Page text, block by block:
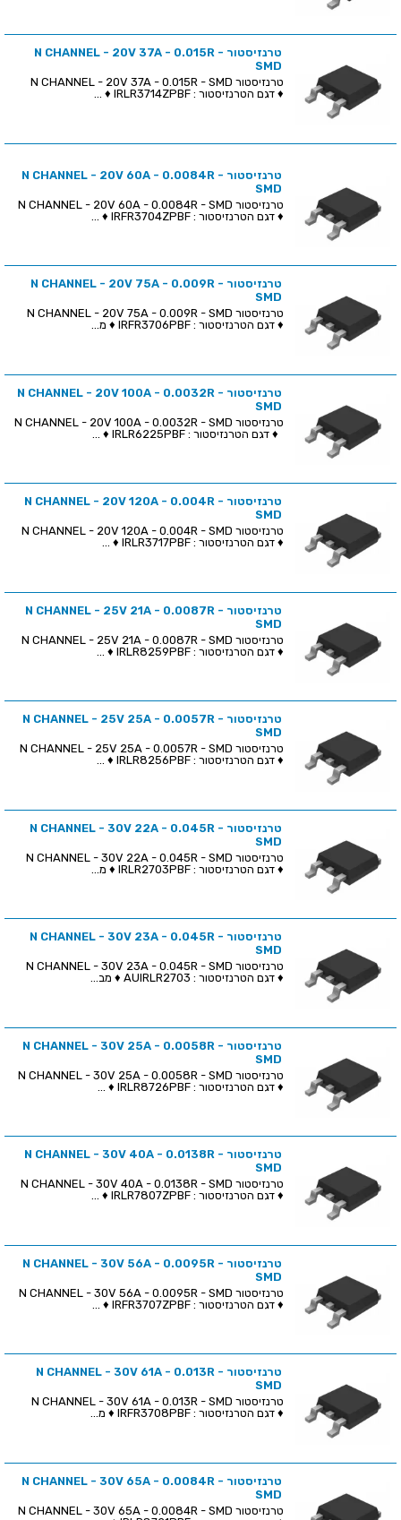
טרנזיסטור N CHANNEL - 20V 37A - 0.015R -
SMD
♦ דגם הטרנזיסטור : IRLR3714ZPBF ♦ ...
טרנזיסטור N CHANNEL - 20V 60A - 0.0084R -
SMD
♦ דגם הטרנזיסטור : IRFR3704ZPBF ♦ ...
טרנזיסטור N CHANNEL - 20V 75A - 0.009R -
SMD
♦ דגם הטרנזיסטור : IRFR3706PBF ♦ מ...
טרנזיסטור N CHANNEL - 20V 100A - 0.0032R -
SMD
טרנזיסטור N CHANNEL - 20V 100A - 0.0032R - SMD
♦ דגם הטרנזיסטור : IRLR6225PBF ♦ ...
טרנזיסטור N CHANNEL - 20V 120A - 0.004R -
SMD
♦ דגם הטרנזיסטור : IRLR3717PBF ♦ ...
טרנזיסטור N CHANNEL - 25V 21A - 0.0087R -
SMD
♦ דגם הטרנזיסטור : IRLR8259PBF ♦ ...
טרנזיסטור N CHANNEL - 25V 25A - 0.0057R -
SMD
♦ דגם הטרנזיסטור : IRLR8256PBF ♦ ...
טרנזיסטור N CHANNEL - 30V 22A - 0.045R -
SMD
♦ דגם הטרנזיסטור : IRLR2703PBF ♦ מ...
טרנזיסטור N CHANNEL - 30V 23A - 0.045R -
SMD
♦ דגם הטרנזיסטור : AUIRLR2703 ♦ מב...
טרנזיסטור N CHANNEL - 30V 25A - 0.0058R -
SMD
♦ דגם הטרנזיסטור : IRLR8726PBF ♦ ...
טרנזיסטור N CHANNEL - 30V 40A - 0.0138R -
SMD
♦ דגם הטרנזיסטור : IRLR7807ZPBF ♦ ...
טרנזיסטור N CHANNEL - 30V 56A - 0.0095R -
SMD
♦ דגם הטרנזיסטור : IRFR3707ZPBF ♦ ...
טרנזיסטור N CHANNEL - 30V 61A - 0.013R -
SMD
♦ דגם הטרנזיסטור : IRFR3708PBF ♦ מ...
טרנזיסטור N CHANNEL - 30V 65A - 0.0084R -
SMD